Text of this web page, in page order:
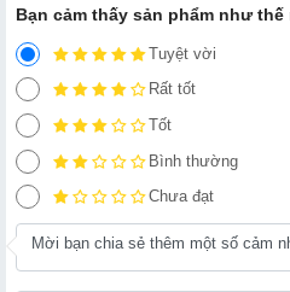
Bạn cảm thấy sản phẩm như
Tuyệt vời
Rất tốt
Tốt
Bình thường
Chưa đạt